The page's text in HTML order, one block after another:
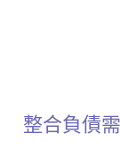
整合負債